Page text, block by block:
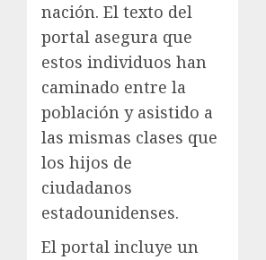
nación. El texto del
portal asegura que
estos individuos han
caminado entre la
población y asistido a
las mismas clases que
los hijos de
ciudadanos
estadounidenses.
El portal incluye un